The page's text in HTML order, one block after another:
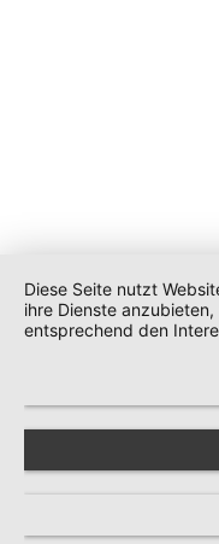
Diese Seite nutzt
ihre Dienste
entsprechend den